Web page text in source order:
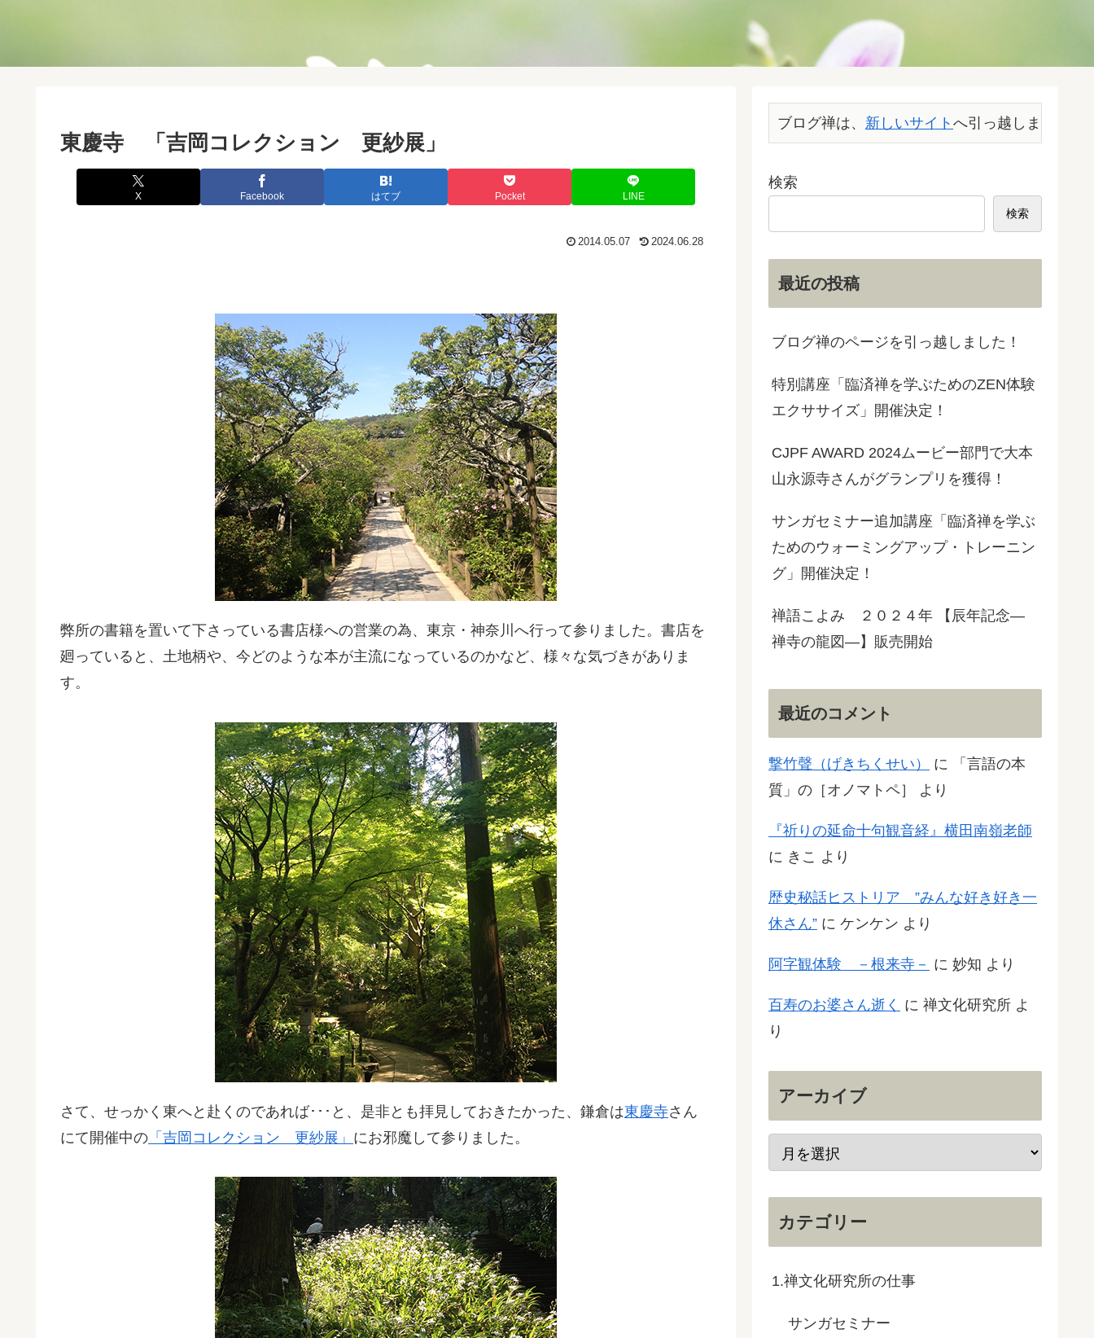
東慶寺 「吉岡コレクション 更紗展」
X Facebook はてブ Pocket LINE
2014.05.07 2024.06.28
弊所の書籍を置いて下さっている書店様への営業の為、東京・神奈川へ行って参りました。書店を
廻っていると、土地柄や、今どのような本が主流になっているのかなど、様々な気づきがありま
す。
さて、せっかく東へと赴くのであれば･･･と、是非とも拝見しておきたかった、鎌倉は東慶寺さん
にて開催中の 「吉岡コレクション 更紗展」 にお邪魔して参りました。
ブログ禅は、 新しいサイトへ引っ越しました。
検索
検索
最近の投稿
ブログ禅のページを引っ越しました！
特別講座「臨済禅を学ぶためのZEN体験
エクササイズ」開催決定！
CJPF AWARD 2024ムービー部門で大本
山永源寺さんがグランプリを獲得！
サンガセミナー追加講座「臨済禅を学ぶ
ためのウォーミングアップ・トレーニン
グ」開催決定！
禅語こよみ ２０２４年 【辰年記念―
禅寺の龍図―】販売開始
最近のコメント
撃竹聲（げきちくせい） に
「言語の本
質」の［オノマトペ］
より
『祈りの延命十句観音経』横田南嶺老師
に きこ より
歴史秘話ヒストリア ”みんな好き好き一
休さん” に ケンケン より
阿字観体験 －根来寺－ に 妙知 より
百寿のお婆さん逝く に 禅文化研究所 よ
り
アーカイブ
カテゴリー
1.禅文化研究所の仕事
サンガセミナー